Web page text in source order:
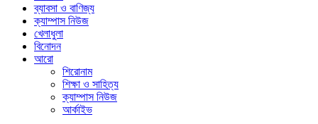
ব্যাবসা ও বাণিজ্য
ক্যাম্পাস নিউজ
খেলাধুলা
বিনোদন
আরো
শিরোনাম
শিক্ষা ও সাহিত্য
ক্যাম্পাস নিউজ
আর্কাইভ